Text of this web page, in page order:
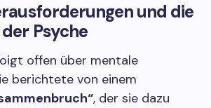
und die
Psyche
offen über mentale
berichtete von einem
, der sie dazu